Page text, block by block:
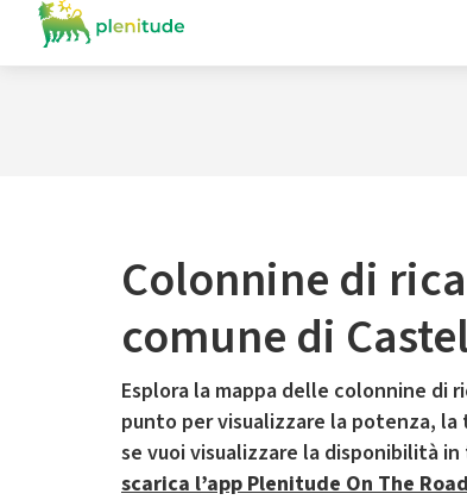
Colonnine di
comune di
Esplora la mappa delle colonnine di
punto per visualizzare la potenza, la
se vuoi visualizzare la disponibilità
scarica l’app Plenitude On The